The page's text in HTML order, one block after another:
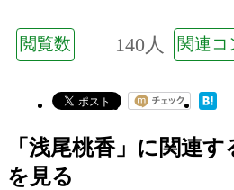
閲覧数 140人 関連コ
「浅尾桃香」に関連
を見る